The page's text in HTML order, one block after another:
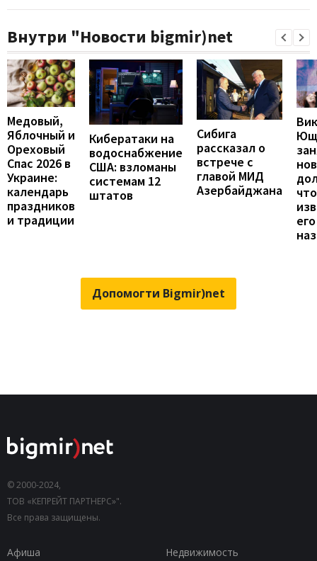
Внутри "Новости bigmir)net
Медовый,
Яблочный и
Ореховый
Спас 2026 в
Украине:
календарь
праздников
и традиции
Кибератаки на
водоснабжение
США: взломаны
системам 12
штатов
Сибига
рассказал о
встрече с
главой МИД
Азербайджана
что
его
Допомогти Bigmir)net
© 2000-2024,
ТОВ «КЕПРЕЙТ ПАРТНЕРС»".
Все права защищены.
Афиша
Недвижимость